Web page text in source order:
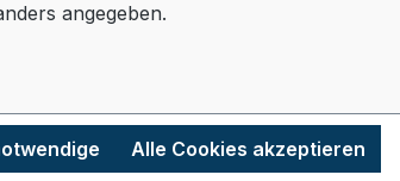
angegeben.
Alle Cookies akzeptieren